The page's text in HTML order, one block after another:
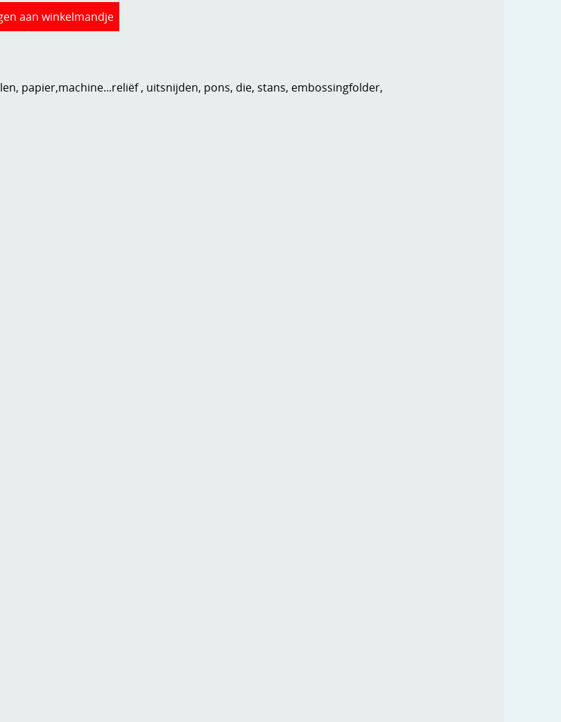
papier,machine...reliëf , uitsnijden, pons, die, stans, embossingfolder,